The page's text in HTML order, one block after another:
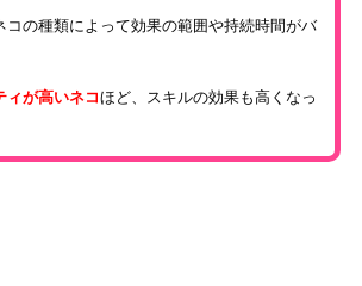
コの種類によって効果の範囲や持続時間がバ
ィが高いネコほど、スキルの効果も高くなっ